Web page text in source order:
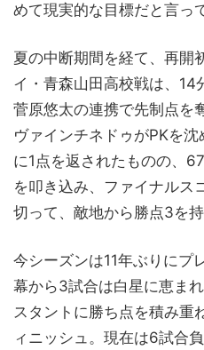
めて現実的な目標だと言っ
夏の中断期間を経て、再開
イ・青森山田高校戦は、14
菅原悠太の連携で先制点を
ヴァインチネドゥがPKを
に1点を返されたものの、
を叩き込み、ファイナルス
切って、敵地から勝点3を
今シーズンは11年ぶりにプ
幕から3試合は白星に恵ま
スタントに勝ち点を積み重
ィニッシュ。現在は6試合